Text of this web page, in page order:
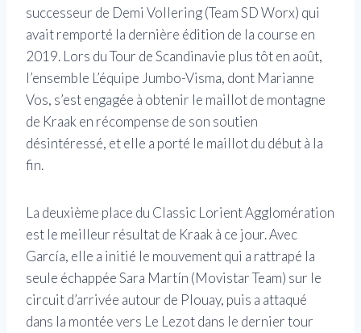
successeur de Demi Vollering (Team SD Worx) qui
avait remporté la dernière édition de la course en
2019. Lors du Tour de Scandinavie plus tôt en août,
l’ensemble L’équipe Jumbo-Visma, dont Marianne
Vos, s’est engagée à obtenir le maillot de montagne
de Kraak en récompense de son soutien
désintéressé, et elle a porté le maillot du début à la
fin.
La deuxième place du Classic Lorient Agglomération
est le meilleur résultat de Kraak à ce jour. Avec
García, elle a initié le mouvement qui a rattrapé la
seule échappée Sara Martín (Movistar Team) sur le
circuit d’arrivée autour de Plouay, puis a attaqué
dans la montée vers Le Lezot dans le dernier tour